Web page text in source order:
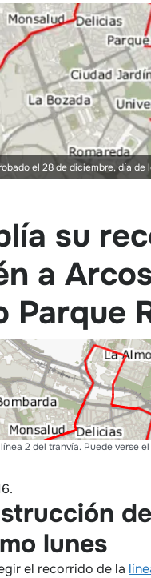
el 28 de diciembre, día
su
a
Parque
2 del tranvía. Puede verse
lunes
el recorrido de la